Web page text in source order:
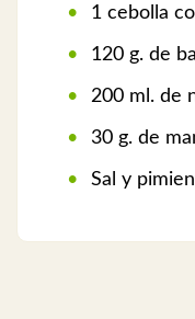
1 cebolla
120 g. de
200 ml. de
30 g. de
Sal y